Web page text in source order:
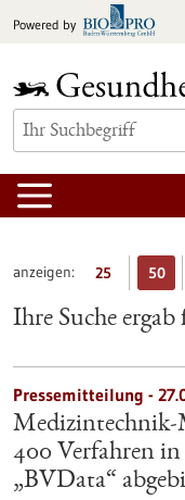
Inhalt
Powered by
anzeigen: 25 50
Ihre Suche
Pressemitteilung -
Medizintechnik-
400 Verfahren
„BVData“